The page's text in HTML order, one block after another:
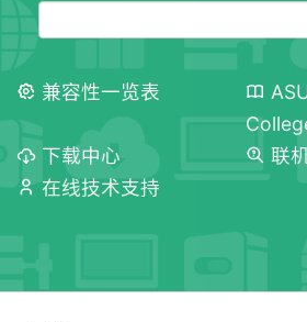
兼容性一览表
下载中心
联
在线技术支持